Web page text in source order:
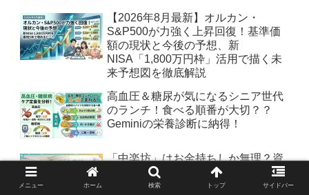
【2026年8月最新】オルカン・
S&P500が力強く上昇回復！基準価
額の現状と今後の予想、新
NISA「1,800万円枠」活用で描く未
来予想図を徹底解説
高血圧＆糖尿が気になるシニア世代
のランチ！食べる順番が大切？？
Geminiの栄養診断に納得！
「中楽坊」はお金持ちしか無理？資
産家が選ぶ「さらに上」の超高級施
設と高齢者のリアルな懐事情
メニュー ホーム 検索 トップ サイドバー